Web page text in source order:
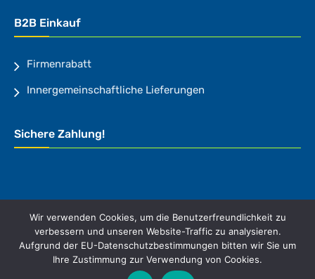
B2B Einkauf
Firmenrabatt
Innergemeinschaftliche Lieferungen
Sichere Zahlung!
* Alle Preise inkl. gesetzl. Mehrwertsteuer, zzgl.
Wir verwenden Cookies, um die Benutzerfreundlichkeit zu
verbessern und unseren Website-Traffic zu analysieren.
Aufgrund der EU-Datenschutzbestimmungen bitten wir Sie um
Ihre Zustimmung zur Verwendung von Cookies.